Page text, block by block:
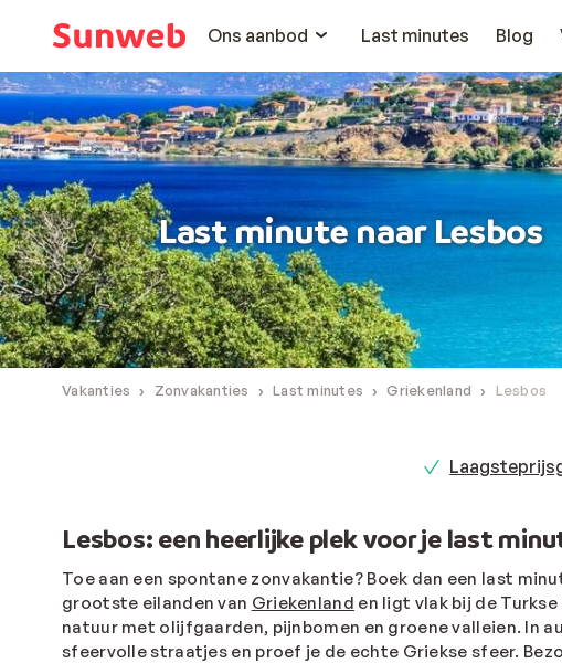
Ons aanbod
Last minutes Blog
Last minute naar Lesbos
Vakanties Zonvakanties Last minutes Griekenland Lesbos
Lesbos: een heerlijke plek voor je last
Toe aan een spontane zonvakantie? Boek dan een last
grootste eilanden van Griekenland en ligt vlak bij de
natuur met olijfgaarden, pijnbomen en groene valleien. In
sfeervolle straatjes en proef je de echte Griekse sfeer.